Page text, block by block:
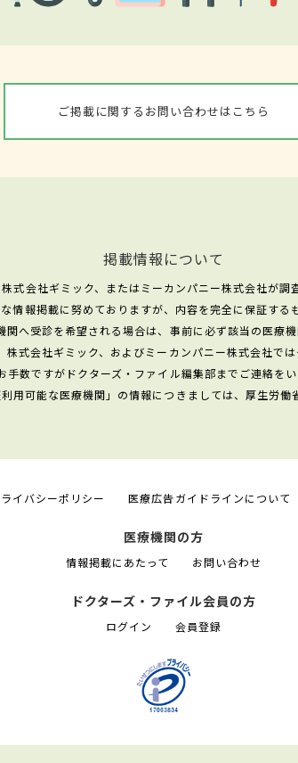
ご掲載に関するお問い合わせはこちら
掲載情報について
式会社ギミック、またはミーカンパニー株式会社が調
情報掲載に努めておりますが、内容を完全に保証する
関へ受診を希望される場合は、事前に必ず該当の医療機
式会社ギミック、およびミーカンパニー株式会社で
数ですがドクターズ・ファイル編集部までご連絡を
用可能な医療機関」の情報につきましては、厚生労働
イバシーポリシー 医療広告ガイドラインについて
医療機関の方
情報掲載にあたって お問い合わせ
ドクターズ・ファイル会員の方
ログイン 会員登録